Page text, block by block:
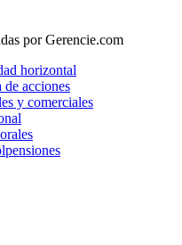
por Gerencie.com
horizontal
acciones
y comerciales